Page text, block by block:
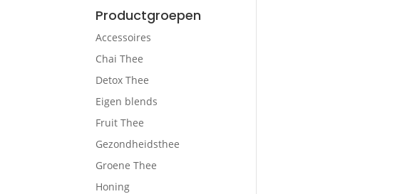
Productgroepen
Accessoires
Chai Thee
Detox Thee
Eigen blends
Fruit Thee
Gezondheidsthee
Groene Thee
Honing